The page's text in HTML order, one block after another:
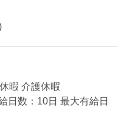
暇 介護休暇
日数：10日 最大有給日